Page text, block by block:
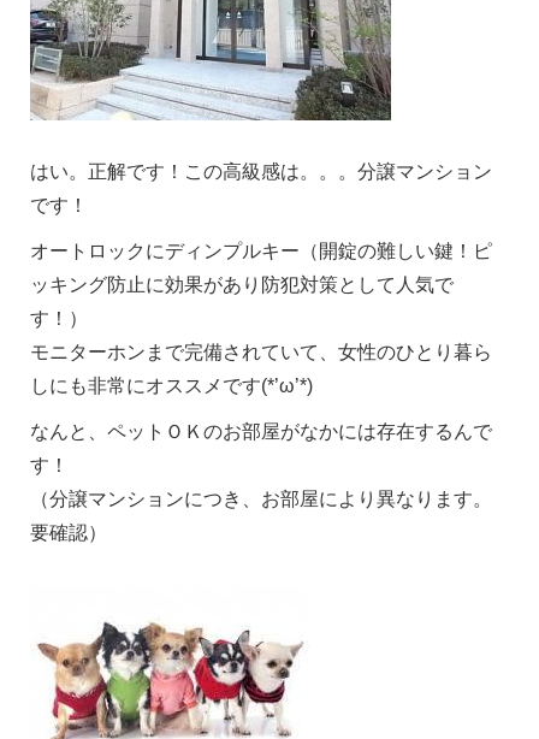
はい。正解です！この高級感は。。。分譲マンション
です！
オートロックにディンプルキー（開錠の難しい鍵！ピ
ッキング防止に効果があり防犯対策として人気で
す！）
モニターホンまで完備されていて、女性のひとり暮ら
しにも非常にオススメです(*’ω’*)
なんと、ペットＯＫのお部屋がなかには存在するんで
す！
（分譲マンションにつき、お部屋により異なります。
要確認）